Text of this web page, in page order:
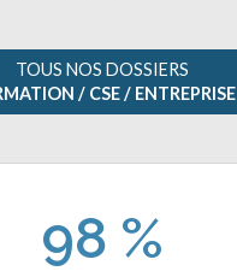
TOUS NOS DOSSIERS
/ CSE / ENTREPRISE
98 %